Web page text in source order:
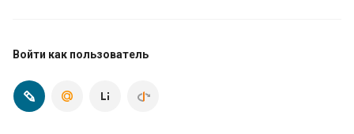
Войти как пользователь